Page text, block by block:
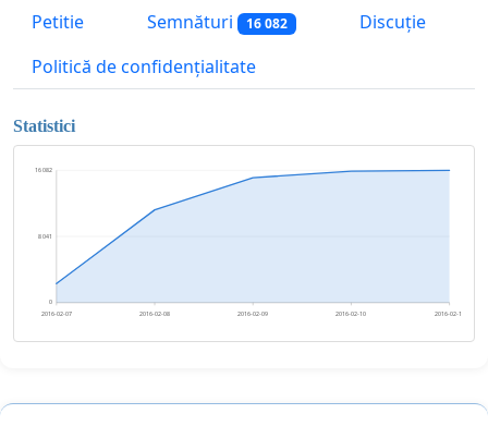
Petitie Semnături 16 082
Discuție
Politică de confidențialitate
Statistici
0
8 041
16 082
2016-02-07 2016-02-08 2016-02-09 2016-02-10 2016-02-11